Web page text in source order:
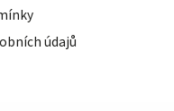
údajů